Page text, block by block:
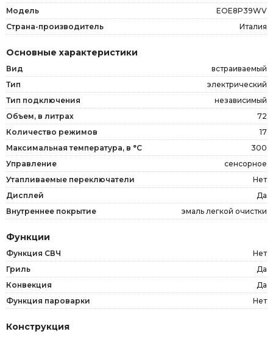
Модель
EOE8P39WV
Страна-производитель
Италия
Основные характеристики
Вид
встраиваемый
Тип
электрический
Тип подключения
независимый
Объем, в литрах
72
Количество режимов
17
Максимальная температура, в °C
300
Управление
сенсорное
Утапливаемые переключатели
Нет
Дисплей
Да
Внутреннее покрытие
эмаль легкой очистки
Функции
Функция СВЧ
Нет
Гриль
Да
Конвекция
Да
Функция пароварки
Нет
Конструкция